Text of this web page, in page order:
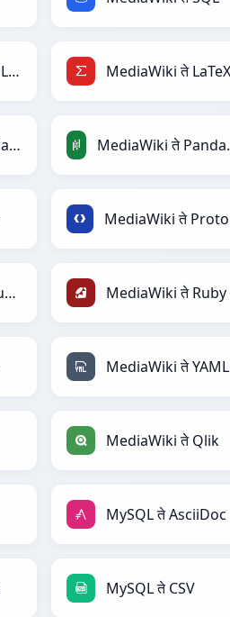
MediaWiki ते JSONLines MediaWiki ते LaTeX
MediaWiki ते MediaWiki
MediaWiki ते reStructuredText MediaWiki ते Ruby
MediaWiki ते YAML
MediaWiki ते Qlik
MySQL ते AsciiDoc
MySQL ते CSV